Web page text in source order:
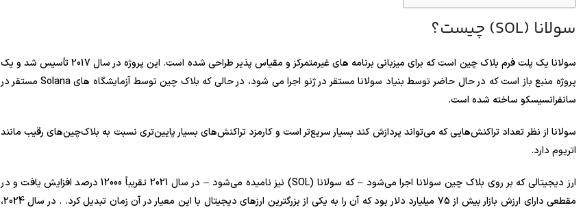
سولانا (SOL) چیست؟
سولانا
یک پلت فرم بلاک چین است که برای میزبانی برنامه های غیرمتمرکز و مقیاس پذیر طراحی شده است. این پروژه در سال 2017 تأسیس شد و یک
پروژه منبع باز است که در حال حاضر توسط بنیاد سولانا مستقر در ژنو اجرا می شود، در حالی که بلاک چین توسط آزمایشگاه های Solana مستقر در
سانفرانسیسکو ساخته شده است.
سولانا از نظر تعداد تراکنش‌هایی که می‌تواند پردازش کند بسیار سریع‌تر است و کارمزد تراکنش‌های بسیار پایین‌تری نسبت به بلاک‌چین‌های رقیب مانند
اتریوم دارد.
ارز دیجیتالی که بر روی بلاک چین سولانا اجرا می‌شود – که سولانا (SOL) نیز نامیده می‌شود – در سال 2021 تقریباً 12000 درصد افزایش یافت و در
مقطعی دارای ارزش بازار بیش از 75 میلیارد دلار بود که آن را به یکی از بزرگترین ارزهای دیجیتال با این معیار در آن زمان تبدیل کرد. . در سال 2024،